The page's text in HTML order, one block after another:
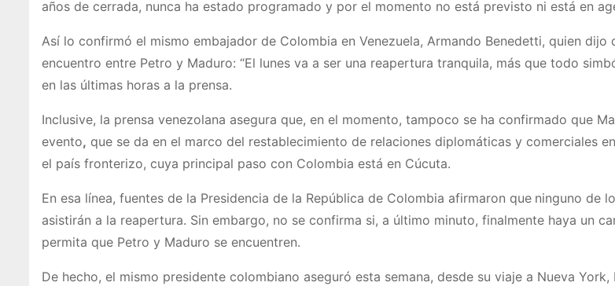
años de cerrada, nunca ha estado programado y por el momento no está previsto ni está en
Así lo confirmó el mismo embajador de Colombia en Venezuela, Armando Benedetti, quien dijo
encuentro entre Petro y Maduro: “El lunes va a ser una reapertura tranquila, más que todo
en las últimas horas a la prensa.
Inclusive, la prensa venezolana asegura que, en el momento, tampoco se ha confirmado que
evento, que se da en el marco del restablecimiento de relaciones diplomáticas y comerciales
el país fronterizo, cuya principal paso con Colombia está en Cúcuta.
En esa línea, fuentes de la Presidencia de la República de Colombia afirmaron que ninguno de
asistirán a la reapertura. Sin embargo, no se confirma si, a último minuto, finalmente haya un
permita que Petro y Maduro se encuentren.
De hecho, el mismo presidente colombiano aseguró esta semana, desde su viaje a Nueva York,